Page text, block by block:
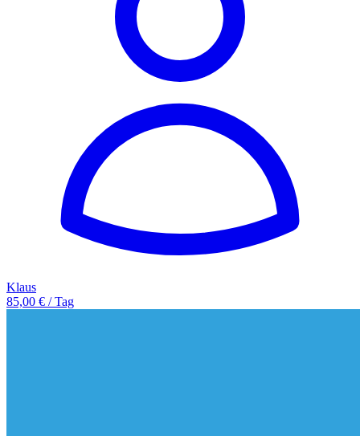
Klaus
85,00 € / Tag